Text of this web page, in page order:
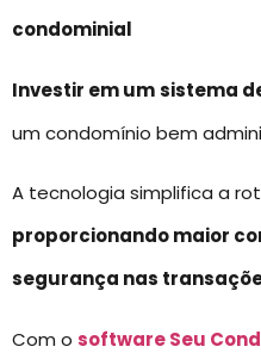
condominial
Investir em umsistema
um condomínio bem
A tecnologia simplifica a
proporcionando maior
segurança nas
Com o software Seu